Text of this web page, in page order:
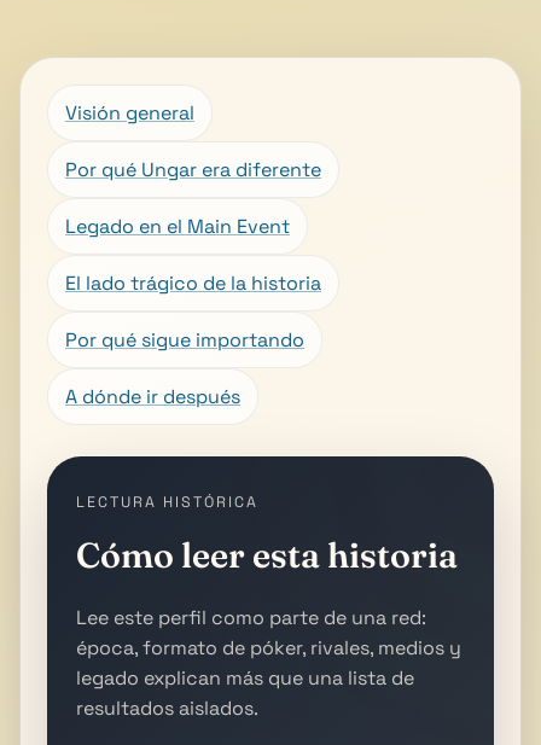
Visión general
Por qué Ungar era diferente
Legado en el Main Event
El lado trágico de la historia
Por qué sigue importando
A dónde ir después
LECTURA HISTÓRICA
Cómo leer esta historia
Lee este perfil como parte de una red:
época, formato de póker, rivales, medios y
legado explican más que una lista de
resultados aislados.